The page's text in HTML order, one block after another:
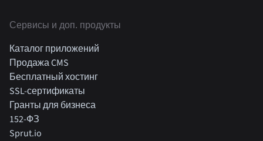
Cервисы и доп. продукты
Каталог приложений
Продажа CMS
Бесплатный хостинг
SSL-сертификаты
Гранты для бизнеса
152-ФЗ
Sprut.io